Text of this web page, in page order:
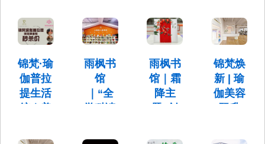
预定时
间：
11.11-
货日期：
11.18-
12.25
爷降临
了》
间：11月1
日（周
六）
10:30-
11:30
孩》
10月30日
（周四）
17:30-
19:00
令
活动时
间：10月
31日（星
期五）
18:00-
19:30
锦梵·瑜
伽普拉
提生活
馆｜美
馆秒杀
雨枫书
馆
｜“全
学科读
会”邀
雨枫书
馆｜霜
降主
题“创
工”邀
锦梵焕
新 | 瑜
伽美容
双升
启身心